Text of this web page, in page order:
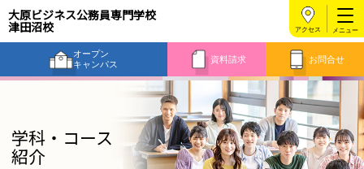
大原ビジネス公務員専門学校
津田沼校
オープン
キャンパス
資料請求 お問合せ
アクセス
学科・コース
紹介